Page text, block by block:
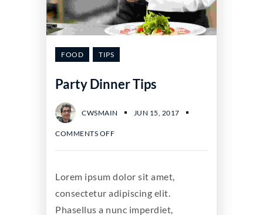
FOOD TIPS
Party Dinner Tips
CWSMAIN JUN 15, 2017
COMMENTS OFF
Lorem ipsum dolor sit amet,
consectetur adipiscing elit.
Phasellus a nunc imperdiet,